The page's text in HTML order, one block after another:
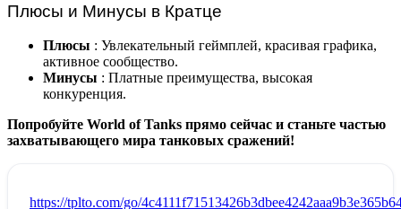
Плюсы и Минусы в Кратце
Плюсы : Увлекательный геймплей, красивая графика,
активное сообщество.
Минусы : Платные преимущества, высокая
конкуренция.
Попробуйте World of Tanks прямо сейчас и станьте частью
захватывающего мира танковых сражений!
https://tplto.com/go/